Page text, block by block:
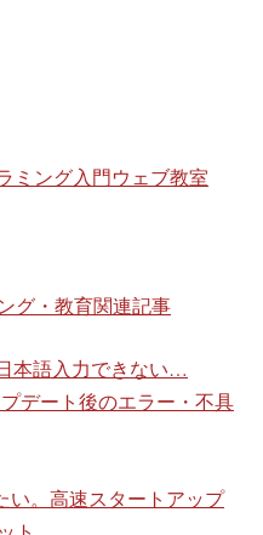
ミング入門ウェブ教室
グ・教育関連記事
本語入力できない…
デート後のエラー・不具
い。高速スタートアップ